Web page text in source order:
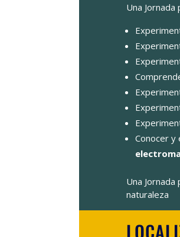
Una Jornada
Conocer y
Una
naturaleza